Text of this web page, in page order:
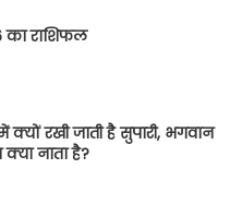
का राशिफल
क्यों रखी जाती है सुपारी, भगवान
नाता है?